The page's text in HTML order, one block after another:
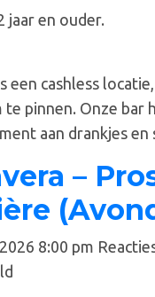
jaar en ouder.
een cashless
te pinnen. Onze bar
aan drankjes en
–
8:00 pm